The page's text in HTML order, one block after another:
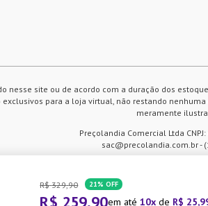
de compra. Ao continuar navegando
R$ 329,90 21% OFF
R$ 259,90em até10 de R$ 25,
site ou de acordo com a duração dos
para a loja virtual, não restando
meramente
Preçolandia Comercial Ltda
sac@precolandia.com.br -